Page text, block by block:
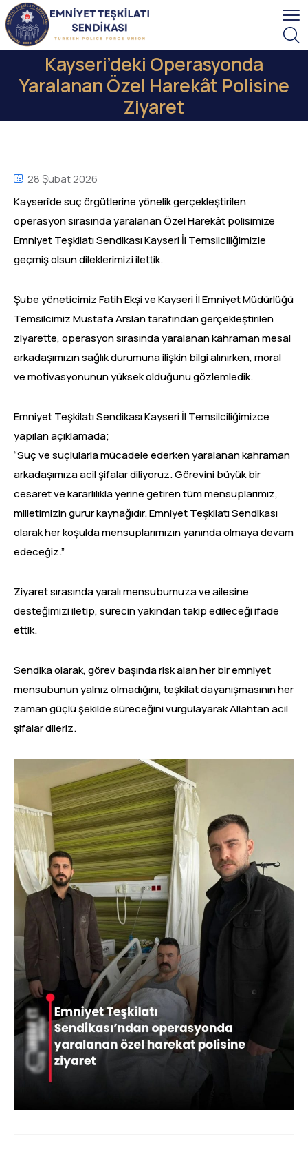
Kayseri’deki Operasyonda
Yaralanan Özel Harekât Polisine
Ziyaret
28 Şubat 2026
Kayseri’de suç örgütlerine yönelik gerçekleştirilen
operasyon sırasında yaralanan Özel Harekât polisimize
Emniyet Teşkilatı Sendikası Kayseri İl Temsilciliğimizle
geçmiş olsun dileklerimizi ilettik.
Şube yöneticimiz Fatih Ekşi ve Kayseri İl Emniyet Müdürlüğü
Temsilcimiz Mustafa Arslan tarafından gerçekleştirilen
ziyarette, operasyon sırasında yaralanan kahraman mesai
arkadaşımızın sağlık durumuna ilişkin bilgi alınırken, moral
ve motivasyonunun yüksek olduğunu gözlemledik.
Emniyet Teşkilatı Sendikası Kayseri İl Temsilciliğimizce
yapılan açıklamada;
“Suç ve suçlularla mücadele ederken yaralanan kahraman
arkadaşımıza acil şifalar diliyoruz. Görevini büyük bir
cesaret ve kararlılıkla yerine getiren tüm mensuplarımız,
milletimizin gurur kaynağıdır. Emniyet Teşkilatı Sendikası
olarak her koşulda mensuplarımızın yanında olmaya devam
edeceğiz.”
Ziyaret sırasında yaralı mensubumuza ve ailesine
desteğimizi iletip, sürecin yakından takip edileceği ifade
ettik.
Sendika olarak, görev başında risk alan her bir emniyet
mensubunun yalnız olmadığını, teşkilat dayanışmasının her
zaman güçlü şekilde süreceğini vurgulayarak Allahtan acil
şifalar dileriz.